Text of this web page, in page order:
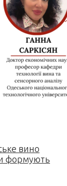
вино
формують